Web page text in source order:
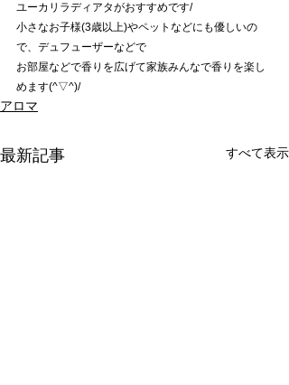
ユーカリラディアタがおすすめです/
小さなお子様(3歳以上)やペットなどにも優しいの
で、デュフューザーなどで
お部屋などで香りを広げて家族みんなで香りを楽し
めます(^▽^)/
アロマ
最新記事 すべて表示